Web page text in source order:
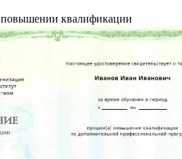
повышении квалификации